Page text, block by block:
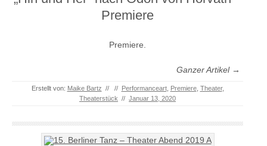
Premiere
Premiere.
Ganzer Artikel →
Erstellt von: Maike Bartz // // Performanceart, Premiere, Theater,
Theaterstück // Januar 13, 2020